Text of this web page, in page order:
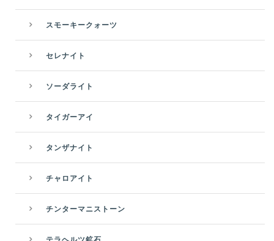
スモーキークォーツ
セレナイト
ソーダライト
タイガーアイ
タンザナイト
チャロアイト
チンターマニストーン